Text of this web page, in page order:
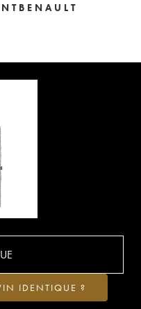
IDENTIQUE ?